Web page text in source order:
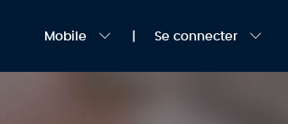
Mobile Se connecter